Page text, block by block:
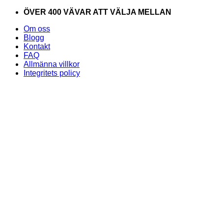
Skip
content
ÖVER 400 VÄVAR ATT VÄLJA MELLAN
Om oss
Blogg
Kontakt
FAQ
Allmänna villkor
Integritets policy